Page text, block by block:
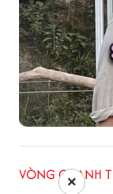
VÒNG QUANH
×